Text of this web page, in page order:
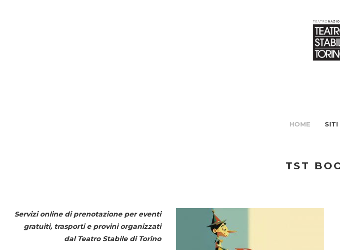
HOME SITI
TST
Servizi online di prenotazione per eventi
gratuiti, trasporti e provini organizzati
dal Teatro Stabile di Torino